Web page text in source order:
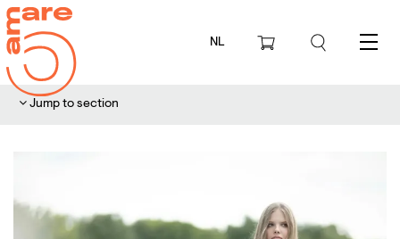
NL Menu
Jump to section